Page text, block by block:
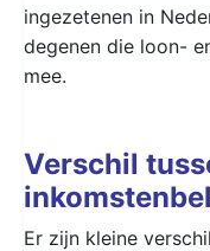
ingezetenen in
degenen die loon-
mee.
Verschil
Er zijn kleine